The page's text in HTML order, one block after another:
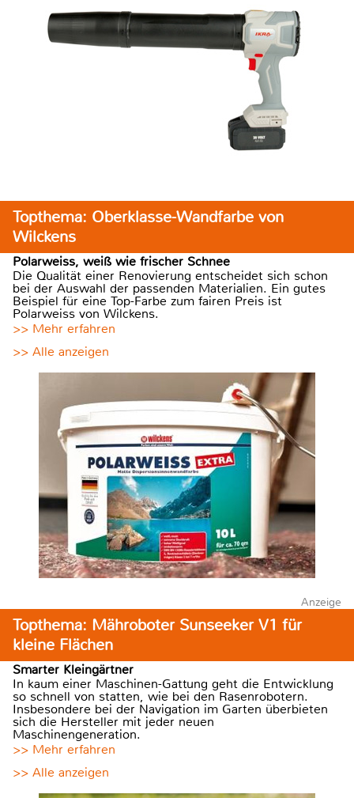
Topthema: Oberklasse-Wandfarbe von
Wilckens
Polarweiss, weiß wie frischer Schnee
Die Qualität einer Renovierung entscheidet sich schon
bei der Auswahl der passenden Materialien. Ein gutes
Beispiel für eine Top-Farbe zum fairen Preis ist
Polarweiss von Wilckens.
>> Mehr erfahren
>> Alle anzeigen
Anzeige
Topthema: Mähroboter Sunseeker V1 für
kleine Flächen
Smarter Kleingärtner
In kaum einer Maschinen-Gattung geht die Entwicklung
so schnell von statten, wie bei den Rasenrobotern.
Insbesondere bei der Navigation im Garten überbieten
sich die Hersteller mit jeder neuen
Maschinengeneration.
>> Mehr erfahren
>> Alle anzeigen